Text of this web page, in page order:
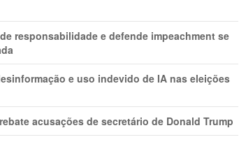
responsabilidade e defende impeachment se
e uso indevido de IA nas eleições
acusações de secretário de Donald Trump